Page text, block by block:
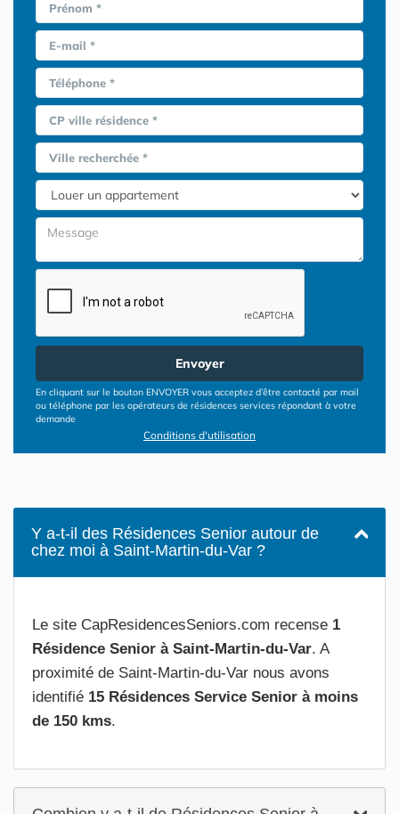
Prénom *
E-mail *
Téléphone *
CP ville résidence *
Ville recherchée *
Envoyer
En cliquant sur le bouton ENVOYER vous acceptez d’être contacté par mail
ou téléphone par les opérateurs de résidences services répondant à votre
demande
Conditions d'utilisation
Y a-t-il des Résidences Senior autour de
chez moi à Saint-Martin-du-Var ?
Le site CapResidencesSeniors.com recense 1
Résidence Senior à Saint-Martin-du-Var. A
proximité de Saint-Martin-du-Var nous avons
identifié 15 Résidences Service Senior à moins
de 150 kms.